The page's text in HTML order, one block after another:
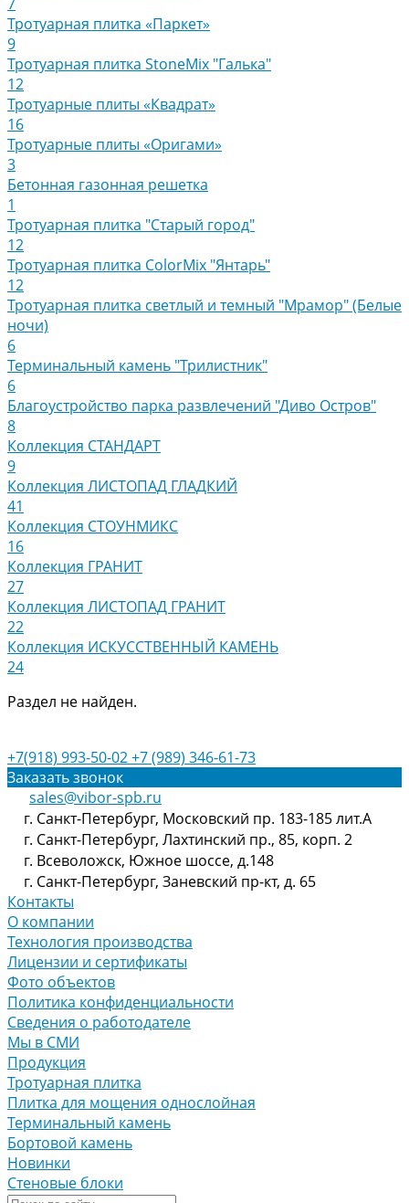
Тротуарная плитка «Паркет»
9
Тротуарная плитка StoneMix "Галька"
12
Тротуарные плиты «Квадрат»
16
Тротуарные плиты «Оригами»
3
Бетонная газонная решетка
1
Тротуарная плитка "Старый город"
12
Тротуарная плитка ColorMix "Янтарь"
12
Тротуарная плитка светлый и темный "Мрамор" (Белые
ночи)
6
Терминальный камень "Трилистник"
6
Благоустройство парка развлечений "Диво Остров"
8
Коллекция СТАНДАРТ
9
Коллекция ЛИСТОПАД ГЛАДКИЙ
41
Коллекция СТОУНМИКС
16
Коллекция ГРАНИТ
27
Коллекция ЛИСТОПАД ГРАНИТ
22
Коллекция ИСКУССТВЕННЫЙ КАМЕНЬ
24
Раздел не найден.
+7(918) 993-50-02+7 (989) 346-61-73
Заказать звонок
sales@vibor-spb.ru
г. Санкт-Петербург, Московский пр. 183-185 лит.А
г. Санкт-Петербург, Лахтинский пр., 85, корп. 2
г. Всеволожск, Южное шоссе, д.148
г. Санкт-Петербург, Заневский пр-кт, д. 65
Контакты
О компании
Технология производства
Лицензии и сертификаты
Фото объектов
Политика конфиденциальности
Сведения о работодателе
Мы в СМИ
Продукция
Тротуарная плитка
Плитка для мощения однослойная
Терминальный камень
Бортовой камень
Новинки
Стеновые блоки